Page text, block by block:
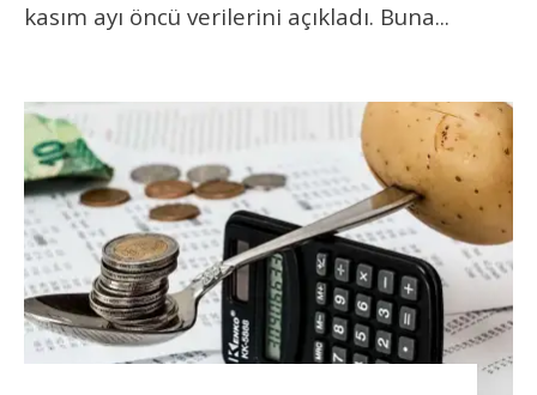
kasım ayı öncü verilerini açıkladı. Buna...